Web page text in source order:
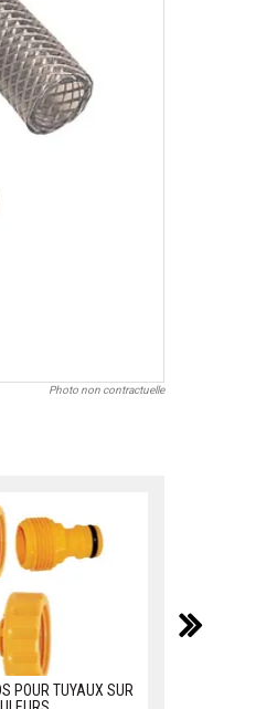
Photo non contractuelle
POUR TUYAUX SUR